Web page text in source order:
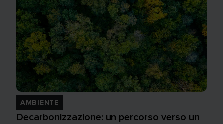
AMBIENTE
Decarbonizzazione: un percorso verso un